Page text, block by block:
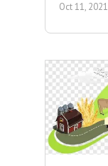
Oct 11, 2021